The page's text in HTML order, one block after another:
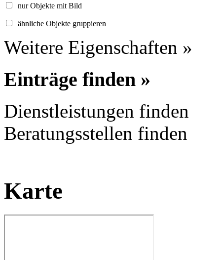
nur Objekte mit Bild
ähnliche Objekte gruppieren
Weitere Eigenschaften »
Einträge finden »
Dienstleistungen finden
Beratungsstellen finden
Karte